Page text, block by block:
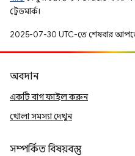
ট্রেডমার্ক।
2025-07-30 UTC-তে শেষবার
অবদান
একটি বাগ ফাইল করুন
খোলা সমস্যা দেখুন
সম্পর্কিত বিষয়বস্তু